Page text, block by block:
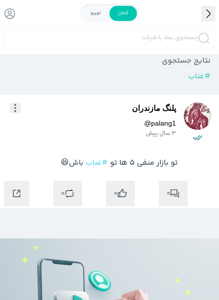
کمان توربو
جستجوی نماد یا شرکت
نتایج جستجوی
#غناب
پلنگ مازندران
@palang1
3 سال پیش
تو بازار منفی 5 ها تو #غناب باش😆
0
0
0